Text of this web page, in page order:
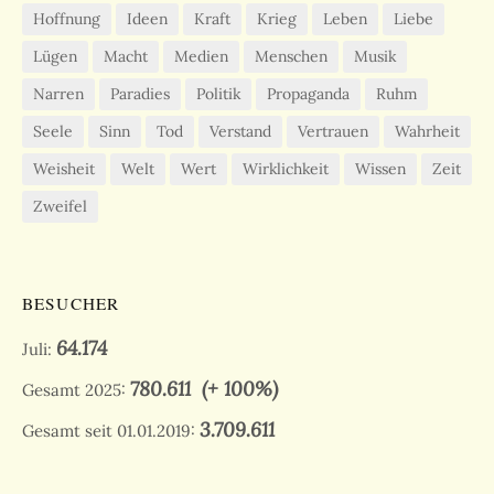
Hoffnung Ideen Kraft Krieg Leben
Liebe
Lügen
Macht Medien Menschen
Musik
Narren
Paradies Politik Propaganda
Ruhm
Seele
Sinn Tod Verstand Vertrauen
Wahrheit
Weisheit
Welt Wert Wirklichkeit Wissen
Zeit
Zweifel
BESUCHER
Juli: 64.174
Gesamt 2025: 780.611(+ 100%)
Gesamt seit 01.01.2019: 3.709.611